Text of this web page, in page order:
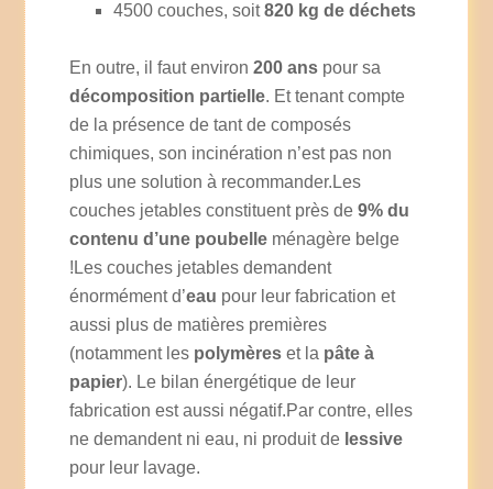
4500 couches, soit820 kg de déchets
En outre, il faut environ200 ans pour sa
décomposition partielle. Et tenant compte
de la présence de tant de composés
chimiques, son incinération n’est pas non
plus une solution à recommander.Les
couches jetables constituent près de9% du
contenu d’une poubelle ménagère belge
!Les couches jetables demandent
énormément d’eau pour leur fabrication et
aussi plus de matières premières
(notamment les polymères et la pâte à
papier). Le bilan énergétique de leur
fabrication est aussi négatif.Par contre, elles
ne demandent ni eau, ni produit de lessive
pour leur lavage.